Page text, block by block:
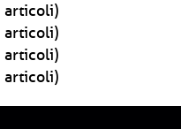
articoli)
articoli)
articoli)
articoli)